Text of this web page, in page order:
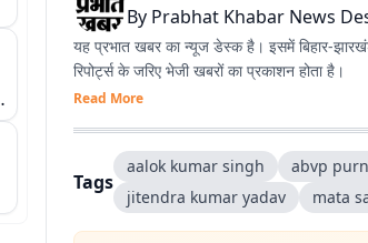
By Prabhat Khabar News
यह प्रभात खबर का न्यूज डेस्क है। इसमें बिहार-
रिपोर्ट्स के जरिए भेजी खबरों का प्रकाशन होता है।
Read More
Tags
aalok kumar singh abvp
jitendra kumar yadav
mata